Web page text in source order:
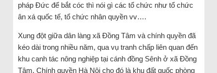
pháp Đức để bắt cóc thì nói gì các tổ chức như tổ chức
ân xá quốc tế, tổ chức nhân quyền vv….
Xung đột giữa dân làng xã Đồng Tâm và chính quyền đã
kéo dài trong nhiều năm, qua vụ tranh chấp liên quan đến
khu canh tác nông nghiệp tại cánh đồng Sênh ở xã Đồng
Tâm. Chính quyền Hà Nội cho đó là khu đất quốc phòng